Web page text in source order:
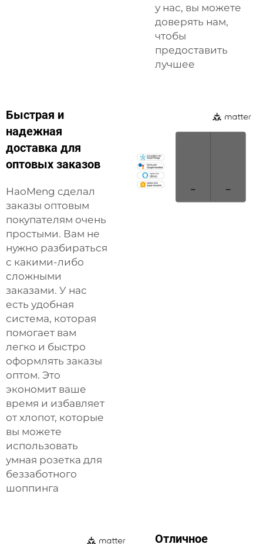
у нас, вы можете
доверять нам,
чтобы
предоставить
лучшее
Быстрая и
надежная
доставка для
оптовых заказов
HaoMeng сделал
заказы оптовым
покупателям очень
простыми. Вам не
нужно разбираться
с какими-либо
сложными
заказами. У нас
есть удобная
система, которая
помогает вам
легко и быстро
оформлять заказы
оптом. Это
экономит ваше
время и избавляет
от хлопот, которые
вы можете
использовать
умная розетка для
беззаботного
шоппинга
Отличное